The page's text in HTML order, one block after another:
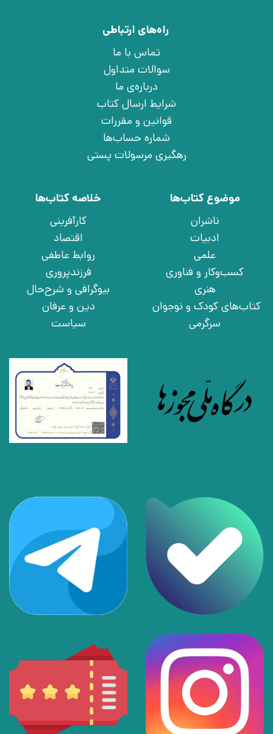
راه‌های ارتباطی
تماس با ما
سوالات متداول
درباره‌ی ما
شرایط ارسال کتاب
قوانین و مقررات
شماره حساب‌ها
رهگیری مرسولات پستی
موضوع کتاب‌ها
ناشران
ادبیات
علمی
کسب‌وکار و فناوری
هنری
کتاب‌های کودک و نوجوان
سرگرمی
خلاصه کتاب‌ها
کارآفرینی
اقتصاد
روابط عاطفی
فرزندپروری
بیوگرافی و شرح‌حال
دین و عرفان
سیاست